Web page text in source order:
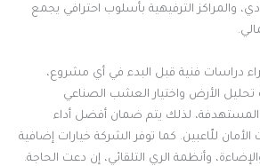
والمراكز الترفيهية بأسلوب احترافي يجمع
دراسات فنية قبل البدء في أي مشروع،
الأرض واختيار العشب الصناعي
المستهدفة، لذلك يتم ضمان أفضل أداء
للّاعبين. كما توفر الشركة خيارات إضافية
وأنظمة الري التلقائي، إن دعت الحاجة.